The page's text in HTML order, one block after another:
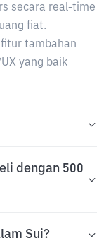
secara real-time
fiat.
tambahan
yang baik
dengan 500
Sui?